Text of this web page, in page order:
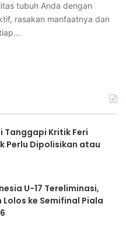
tubuh Anda dengan
rasakan manfaatnya dan
Tanggapi Kritik Feri
Perlu Dipolisikan atau
U-17 Tereliminasi,
Lolos ke Semifinal Piala